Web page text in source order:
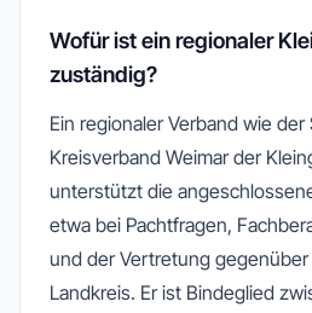
Wofür ist ein regionaler
zuständig?
Ein regionaler Verband wie
Kreisverband Weimar der
unterstützt die
etwa bei Pachtfragen,
und der Vertretung
Landkreis. Er ist Bindeglied